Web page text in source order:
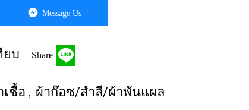
Message Us
ยบ Share
ชื้อ , ผ้าก๊อซ/สำลี/ผ้าพันแผล